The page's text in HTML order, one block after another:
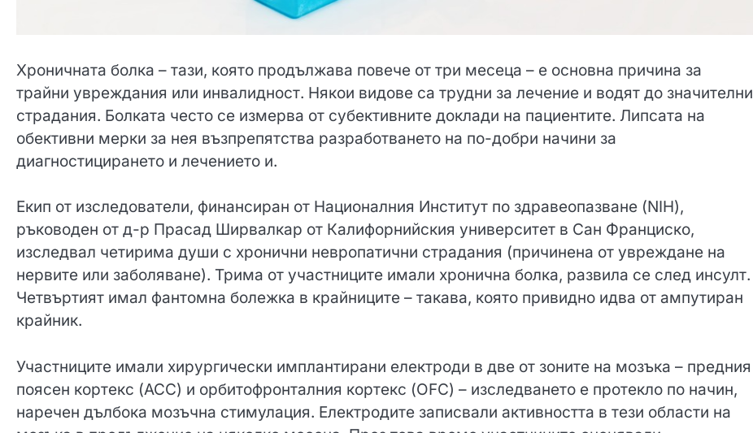
Хроничната болка – тази, която продължава повече от три месеца – е основна причина за
трайни увреждания или инвалидност. Някои видове са трудни за лечение и водят до значителни
страдания. Болката често се измерва от субективните доклади на пациентите. Липсата на
обективни мерки за нея възпрепятства разработването на по-добри начини за
диагностицирането и лечението и.
Екип от изследователи, финансиран от Националния Институт по здравеопазване (NIH),
ръководен от д-р Прасад Ширвалкар от Калифорнийския университет в Сан Франциско,
изследвал четирима души с хронични невропатични страдания (причинена от увреждане на
нервите или заболяване). Трима от участниците имали хронична болка, развила се след инсулт.
Четвъртият имал фантомна болежка в крайниците – такава, която привидно идва от ампутиран
крайник.
Участниците имали хирургически имплантирани електроди в две от зоните на мозъка – предния
поясен кортекс (ACC) и орбитофронталния кортекс (OFC) – изследването е протекло по начин,
наречен дълбока мозъчна стимулация. Електродите записвали активността в тези области на